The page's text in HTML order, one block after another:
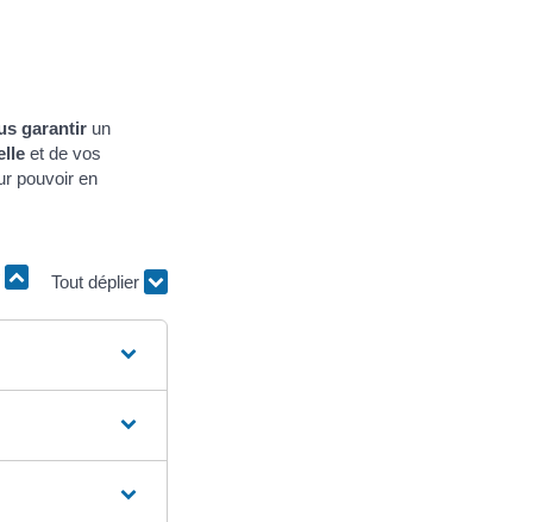
garantir un
et de vos
pouvoir en
Tout déplier